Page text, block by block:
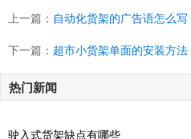
上一篇： 自动化货架的广告语怎么写
下一篇： 超市小货架单面的安装方法
热门新闻
驶入式货架缺点有哪些